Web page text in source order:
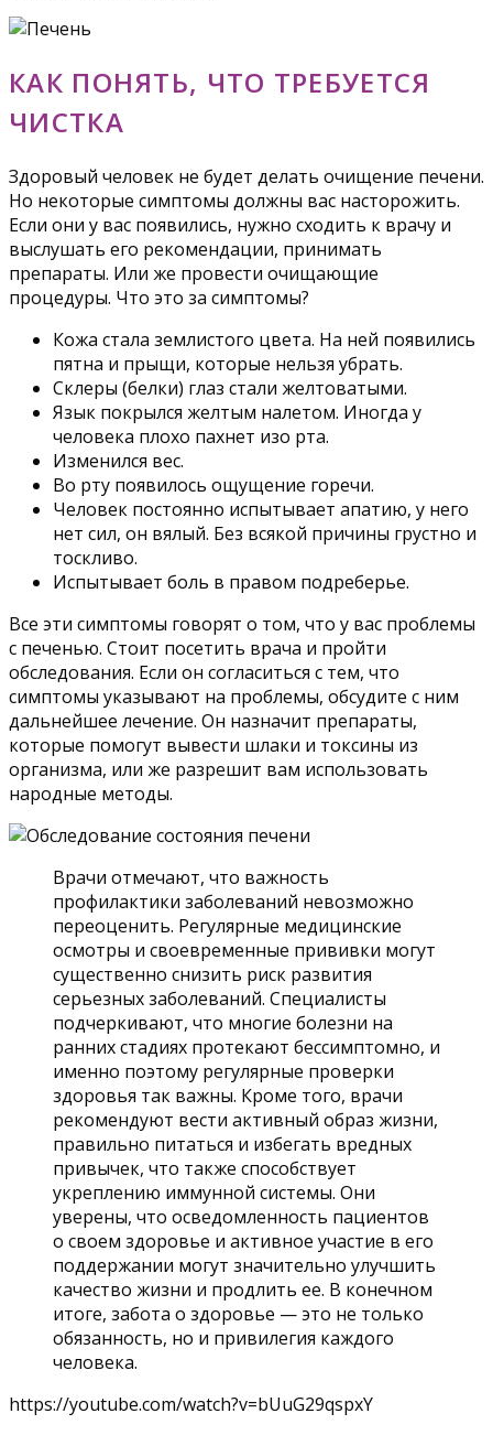
КАК ПОНЯТЬ, ЧТО ТРЕБУЕТСЯ
ЧИСТКА
Здоровый человек не будет делать очищение печени.
Но некоторые симптомы должны вас насторожить.
Если они у вас появились, нужно сходить к врачу и
выслушать его рекомендации, принимать
препараты. Или же провести очищающие
процедуры. Что это за симптомы?
Кожа стала землистого цвета. На ней появились
пятна и прыщи, которые нельзя убрать.
Склеры (белки) глаз стали желтоватыми.
Язык покрылся желтым налетом. Иногда у
человека плохо пахнет изо рта.
Изменился вес.
Во рту появилось ощущение горечи.
Человек постоянно испытывает апатию, у него
нет сил, он вялый. Без всякой причины грустно и
тоскливо.
Испытывает боль в правом подреберье.
Все эти симптомы говорят о том, что у вас проблемы
с печенью. Стоит посетить врача и пройти
обследования. Если он согласиться с тем, что
симптомы указывают на проблемы, обсудите с ним
дальнейшее лечение. Он назначит препараты,
которые помогут вывести шлаки и токсины из
организма, или же разрешит вам использовать
народные методы.
Врачи отмечают, что важность
профилактики заболеваний невозможно
переоценить. Регулярные медицинские
осмотры и своевременные прививки могут
существенно снизить риск развития
серьезных заболеваний. Специалисты
подчеркивают, что многие болезни на
ранних стадиях протекают бессимптомно, и
именно поэтому регулярные проверки
здоровья так важны. Кроме того, врачи
рекомендуют вести активный образ жизни,
правильно питаться и избегать вредных
привычек, что также способствует
укреплению иммунной системы. Они
уверены, что осведомленность пациентов
о своем здоровье и активное участие в его
поддержании могут значительно улучшить
качество жизни и продлить ее. В конечном
итоге, забота о здоровье — это не только
обязанность, но и привилегия каждого
человека.
https://youtube.com/watch?v=bUuG29qspxY